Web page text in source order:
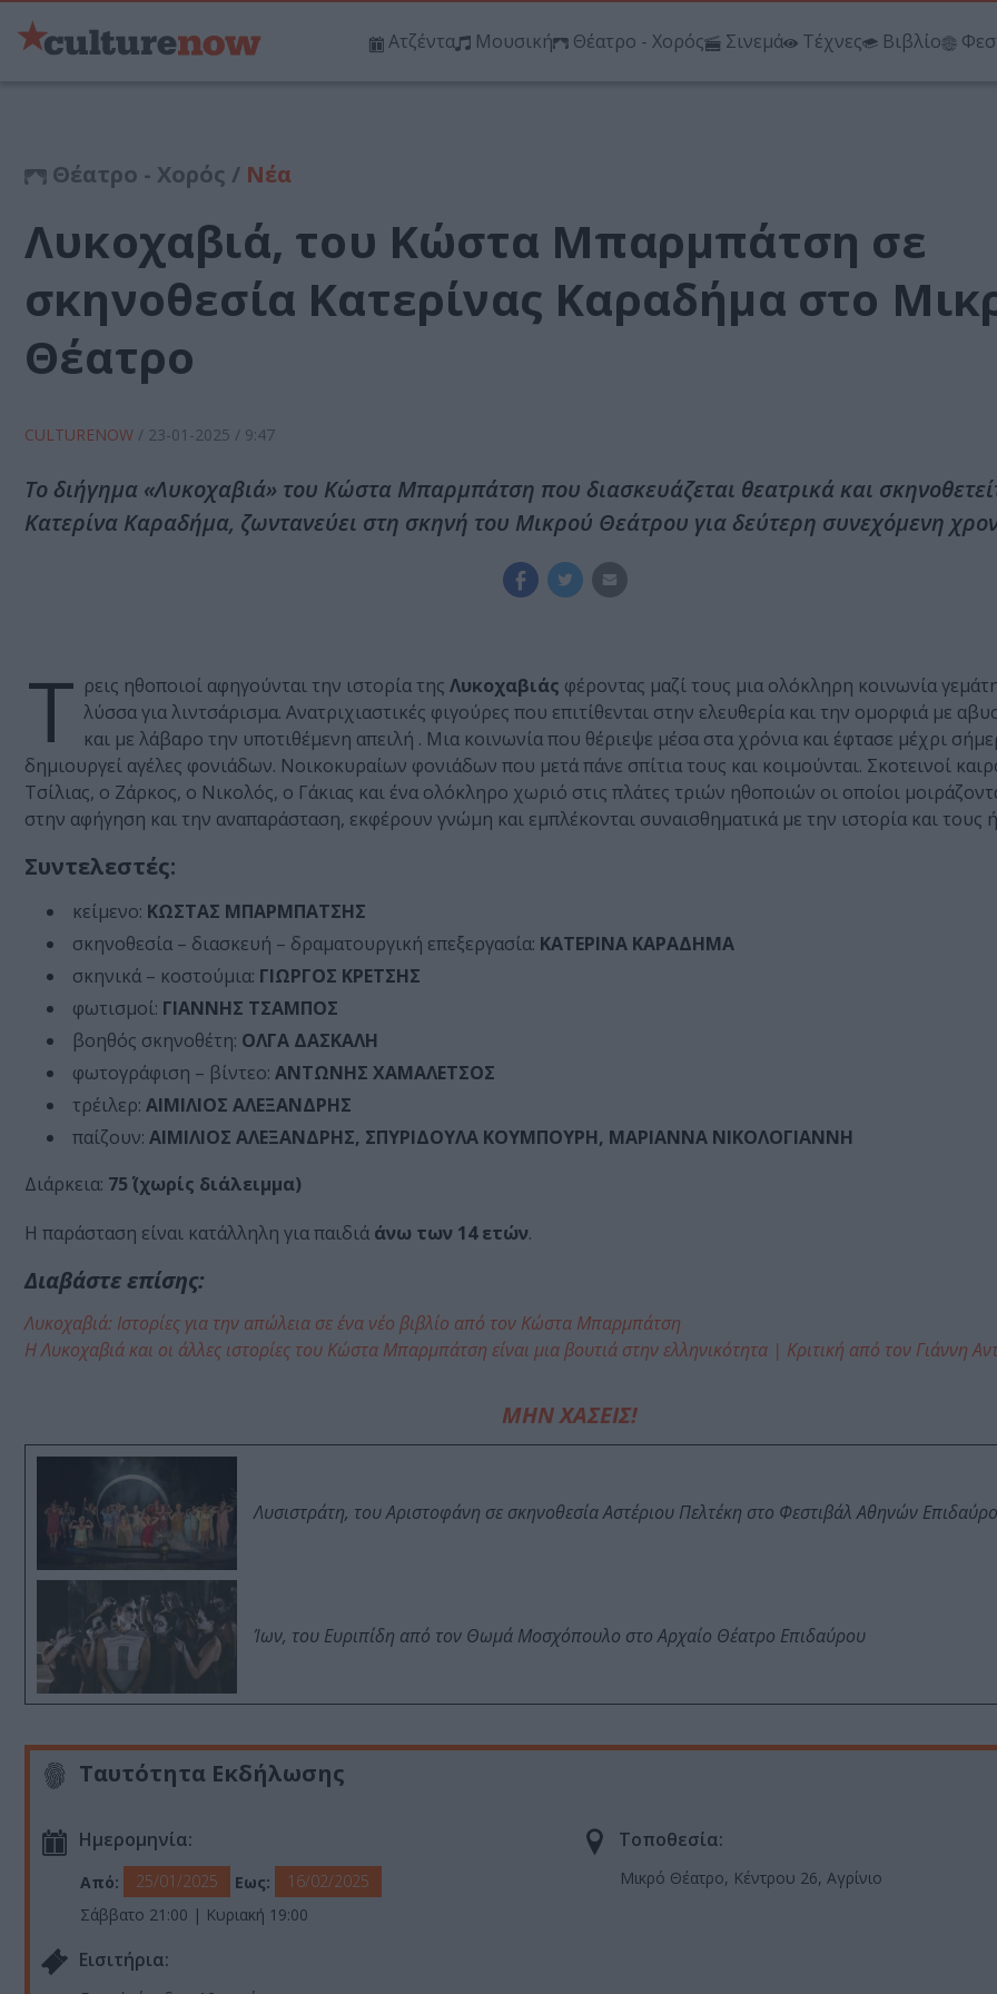
Ατζέντα Μουσική Θέατρο - Χορός Σινεμά Τέχνες Βιβλίο
Θέατρο - Χορός / Νέα
Λυκοχαβιά, του Κώστα Μπαρμπάτση σε
σκηνοθεσία Κατερίνας Καραδήμα στο
Θέατρο
CULTURENOW / 23-01-2025 / 9:47
Το διήγημα «Λυκοχαβιά» του Κώστα Μπαρμπάτση που διασκευάζεται θεατρικά και
Κατερίνα Καραδήμα, ζωντανεύει στη σκηνή του Μικρού Θεάτρου για δεύτερη συνεχόμενη
Τ ρεις ηθοποιοί αφηγούνται την ιστορία της Λυκοχαβιάς φέροντας μαζί τους μια ολόκληρη κοινωνία
λύσσα για λιντσάρισμα. Ανατριχιαστικές φιγούρες που επιτίθενται στην ελευθερία και την ομορφιά με
και με λάβαρο την υποτιθέμενη απειλή . Μια κοινωνία που θέριεψε μέσα στα χρόνια και έφτασε μέχρι
δημιουργεί αγέλες φονιάδων. Νοικοκυραίων φονιάδων που μετά πάνε σπίτια τους και κοιμούνται. Σκοτεινοί
Τσίλιας, ο Ζάρκος, ο Νικολός, ο Γάκιας και ένα ολόκληρο χωριό στις πλάτες τριών ηθοποιών οι οποίοι
στην αφήγηση και την αναπαράσταση, εκφέρουν γνώμη και εμπλέκονται συναισθηματικά με την ιστορία και τους
Συντελεστές:
κείμενο: ΚΩΣΤΑΣ ΜΠΑΡΜΠΑΤΣΗΣ
σκηνοθεσία – διασκευή – δραματουργική επεξεργασία: ΚΑΤΕΡΙΝΑ ΚΑΡΑΔΗΜΑ
σκηνικά – κοστούμια: ΓΙΩΡΓΟΣ ΚΡΕΤΣΗΣ
φωτισμοί: ΓΙΑΝΝΗΣ ΤΣΑΜΠΟΣ
βοηθός σκηνοθέτη: ΟΛΓΑ ΔΑΣΚΑΛΗ
φωτογράφιση – βίντεο: ΑΝΤΩΝΗΣ ΧΑΜΑΛΕΤΣΟΣ
τρέιλερ: ΑΙΜΙΛΙΟΣ ΑΛΕΞΑΝΔΡΗΣ
παίζουν: ΑΙΜΙΛΙΟΣ ΑΛΕΞΑΝΔΡΗΣ, ΣΠΥΡΙΔΟΥΛΑ ΚΟΥΜΠΟΥΡΗ, ΜΑΡΙΑΝΝΑ ΝΙΚΟΛΟΓΙΑΝΝΗ
Διάρκεια: 75΄ (χωρίς διάλειμμα)
Η παράσταση είναι κατάλληλη για παιδιά άνω των 14 ετών.
Διαβάστε επίσης:
Λυκοχαβιά: Ιστορίες για την απώλεια σε ένα νέο βιβλίο από τον Κώστα Μπαρμπάτση
Η Λυκοχαβιά και οι άλλες ιστορίες του Κώστα Μπαρμπάτση είναι μια βουτιά στην ελληνικότητα | Κριτική από τον Γιάννη
ΜΗΝ ΧΑΣΕΙΣ!
Λυσιστράτη, του Αριστοφάνη σε σκηνοθεσία Αστέριου Πελτέκη στο Φεστιβάλ Αθηνών
Ίων, του Ευριπίδη από τον Θωμά Μοσχόπουλο στο Αρχαίο Θέατρο Επιδαύρου
Ταυτότητα Εκδήλωσης
Ημερομηνία:
Από: 25/01/2025 Εως:
16/02/2025
Σάββατο 21:00 | Κυριακή 19:00
Τοποθεσία:
Μικρό Θέατρο, Κέντρου 26, Αγρίνιο
Eισιτήρια: